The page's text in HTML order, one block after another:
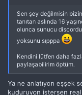
Sen şey değilmisin
tanıtan aslında 16
olunca sunucu
yoksunu sıpppa
Kendini lütfen daha
paylaşabilirim öptüm.
Ya ne anlatıyon eşşek
kuduruyon istersen real